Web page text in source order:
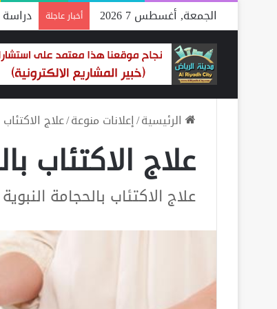
الجمعة, أغسطس 7 2026 أخبار عاجلة
الرئيسية/إعلانات منوعة/علاج
علاج الاكتئاب
علاج الاكتئاب بالحجامة النبوية